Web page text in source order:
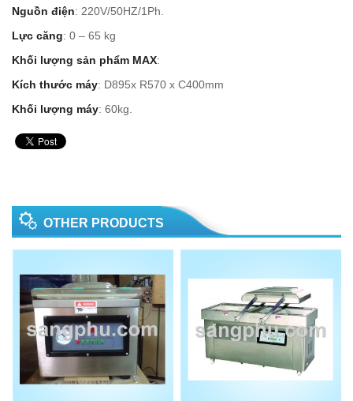
Nguồn điện: 220V/50HZ/1Ph.
Lực căng: 0 – 65 kg
Khối lượng sản phẩm MAX:
Kích thước máy: D895x R570 x C400mm
Khối lượng máy: 60kg.
OTHER PRODUCTS